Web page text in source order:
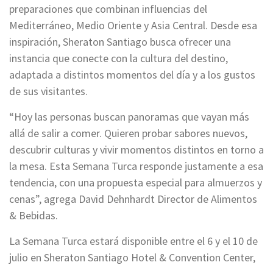
preparaciones que combinan influencias del
Mediterráneo, Medio Oriente y Asia Central. Desde esa
inspiración, Sheraton Santiago busca ofrecer una
instancia que conecte con la cultura del destino,
adaptada a distintos momentos del día y a los gustos
de sus visitantes.
“Hoy las personas buscan panoramas que vayan más
allá de salir a comer. Quieren probar sabores nuevos,
descubrir culturas y vivir momentos distintos en torno a
la mesa. Esta Semana Turca responde justamente a esa
tendencia, con una propuesta especial para almuerzos y
cenas”, agrega David Dehnhardt Director de Alimentos
& Bebidas.
La Semana Turca estará disponible entre el 6 y el 10 de
julio en Sheraton Santiago Hotel & Convention Center,